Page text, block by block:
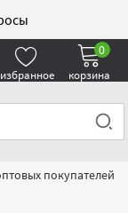
избранное корзина
0
покупателей